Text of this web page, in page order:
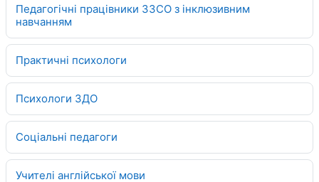
Педагогічні працівники ЗЗСО з інклюзивним
навчанням
Практичні психологи
Психологи ЗДО
Соціальні педагоги
Учителі англійської мови